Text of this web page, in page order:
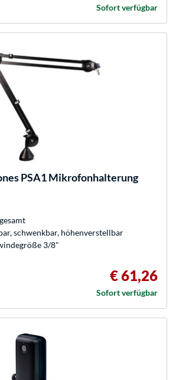
Sofort verfügbar
PSA1 Mikrofonhalterung
schwenkbar, höhenverstellbar
3/8"
€ 61,26
Sofort verfügbar